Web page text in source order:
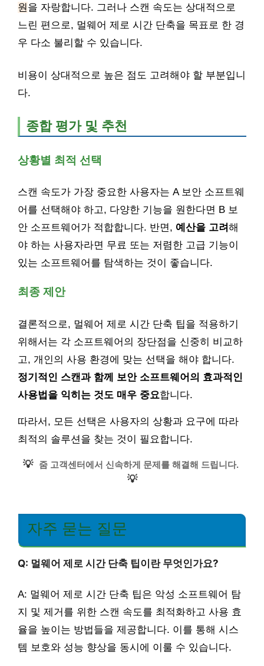
원 을 자랑합니다. 그러나 스캔 속도는 상대적으로
느린 편으로, 멀웨어 제로 시간 단축을 목표로 한 경
우 다소 불리할 수 있습니다.
비용이 상대적으로 높은 점도 고려해야 할 부분입니
다.
종합 평가 및 추천
상황별 최적 선택
스캔 속도가 가장 중요한 사용자는 A 보안 소프트웨
어를 선택해야 하고, 다양한 기능을 원한다면 B 보
안 소프트웨어가 적합합니다. 반면, 예산을 고려해
야 하는 사용자라면 무료 또는 저렴한 고급 기능이
있는 소프트웨어를 탐색하는 것이 좋습니다.
최종 제안
결론적으로, 멀웨어 제로 시간 단축 팁을 적용하기
위해서는 각 소프트웨어의 장단점을 신중히 비교하
고, 개인의 사용 환경에 맞는 선택을 해야 합니다.
정기적인 스캔과 함께 보안 소프트웨어의 효과적인
사용법을 익히는 것도 매우 중요합니다.
따라서, 모든 선택은 사용자의 상황과 요구에 따라
최적의 솔루션을 찾는 것이 필요합니다.
💡 줌 고객센터에서 신속하게 문제를 해결해 드립니다.
💡
자주 묻는 질문
Q: 멀웨어 제로 시간 단축 팁이란 무엇인가요?
A: 멀웨어 제로 시간 단축 팁은 악성 소프트웨어 탐
지 및 제거를 위한 스캔 속도를 최적화하고 사용 효
율을 높이는 방법들을 제공합니다. 이를 통해 시스
템 보호와 성능 향상을 동시에 이룰 수 있습니다.